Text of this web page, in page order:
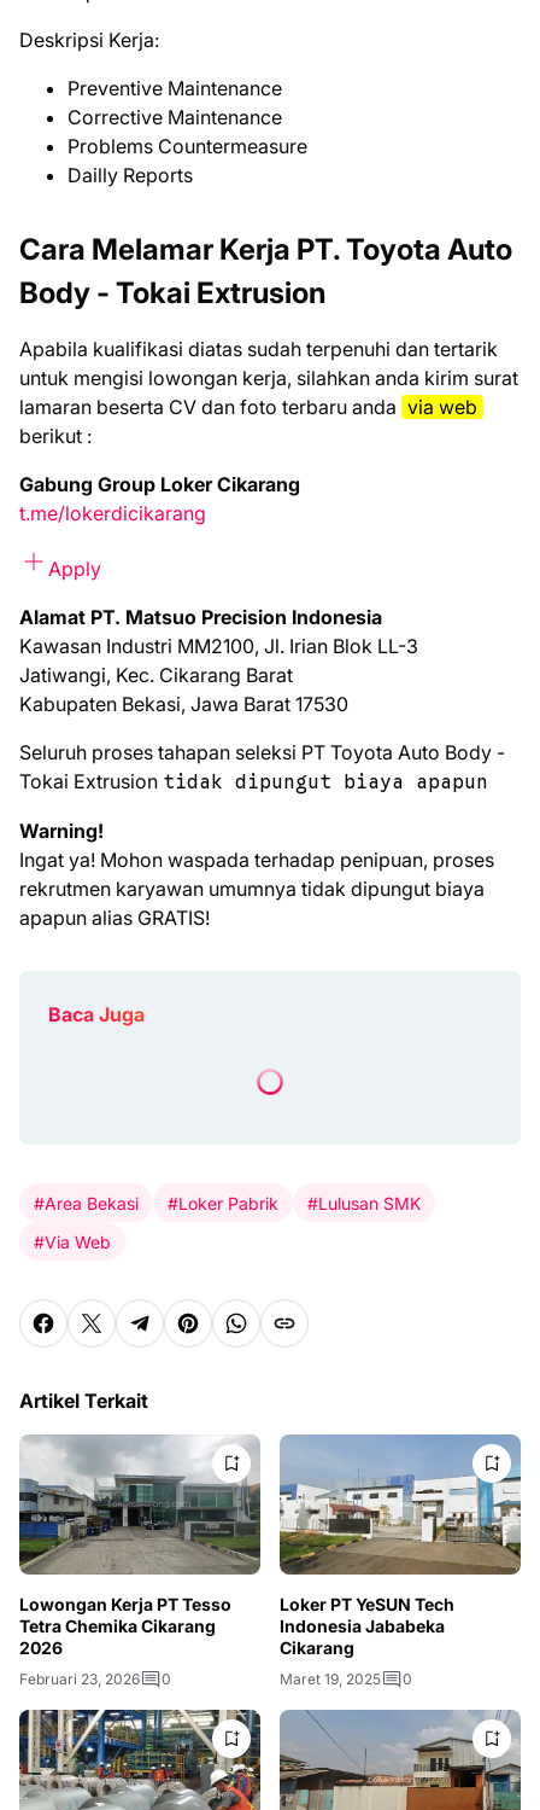
Deskripsi Kerja:
Preventive Maintenance
Corrective Maintenance
Problems Countermeasure
Dailly Reports
Cara Melamar Kerja PT. Toyota Auto
Body - Tokai Extrusion
Aраbіlа kuаlіfіkаѕі dіаtаѕ ѕudаh tеrреnuhі dаn tеrtаrіk
untuk mеngіѕі lоwоngаn kеrjа, ѕіlаhkаn аndа kіrіm ѕurаt
lаmаrаn bеѕеrtа CV dаn fоtо tеrbаru аndа vіа web
bеrіkut :
Gabung Group Loker Cikarang
t.me/lokerdicikarang
Apply
Alamat PT. Matsuo Precision Indonesia
Kawasan Industri MM2100, Jl. Irian Blok LL-3
Jatiwangi, Kec. Cikarang Barat
Kabupaten Bekasi, Jawa Barat 17530
Seluruh proses tahapan seleksi PT Toyota Auto Body -
Tokai Extrusion tidak dipungut biaya apapun
Warning!
Ingat ya! Mohon waspada terhadap penipuan, proses
rekrutmen karyawan umumnya tidak dipungut biaya
apapun alias GRATIS!
Baca Juga
#Area Bekasi #Loker Pabrik
#Lulusan SMK
#Via Web
Artikel Terkait
Lowongan Kerja PT Tesso
Tetra Chemika Cikarang
2026
Februari 23, 2026 0
Loker PT YeSUN Tech
Indonesia Jababeka
Cikarang
Maret 19, 2025 0